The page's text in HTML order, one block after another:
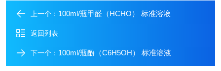
上一个： 100ml/瓶甲醛（HCHO） 标准溶液
返回列表
下一个： 100ml/瓶酚（C6H5OH） 标准溶液